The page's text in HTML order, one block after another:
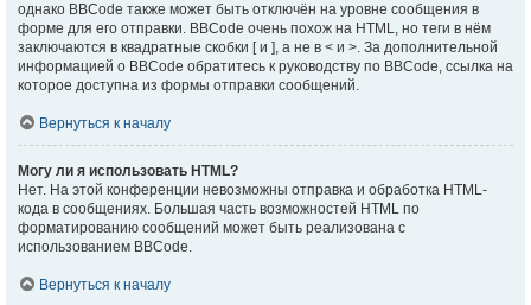
однако BBCode также может быть отключён на уровне сообщения в
форме для его отправки. BBCode очень похож на HTML, но теги в нём
заключаются в квадратные скобки [ и ], а не в < и >. За дополнительной
информацией о BBCode обратитесь к руководству по BBCode, ссылка на
которое доступна из формы отправки сообщений.
Вернуться к началу
Могу ли я использовать HTML?
Нет. На этой конференции невозможны отправка и обработка HTML-
кода в сообщениях. Большая часть возможностей HTML по
форматированию сообщений может быть реализована с
использованием BBCode.
Вернуться к началу